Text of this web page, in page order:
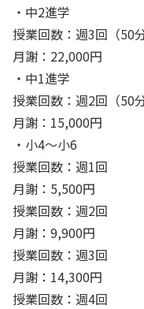
・中2進学
授業回数：週3回（50
月謝：22,000円
・中1進学
授業回数：週2回（50
月謝：15,000円
・小4〜小6
授業回数：週1回
月謝：5,500円
授業回数：週2回
月謝：9,900円
授業回数：週3回
月謝：14,300円
授業回数：週4回